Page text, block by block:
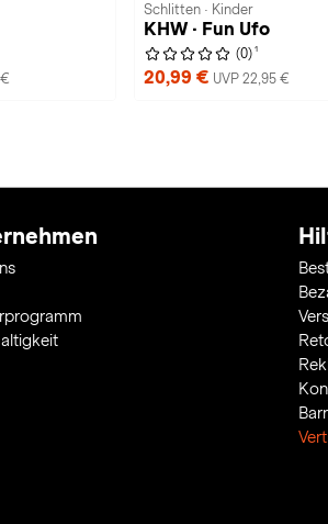
Schlitten · Kinder
KHW · Fun Ufo
(0) 1
20,99 € UVP 22,95 €